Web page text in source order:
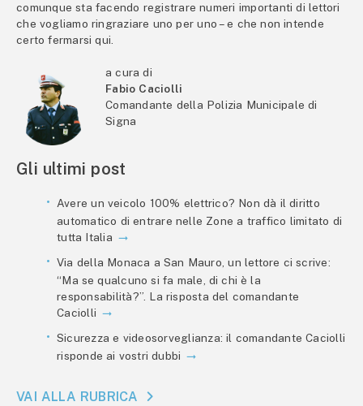
comunque sta facendo registrare numeri importanti di lettori
che vogliamo ringraziare uno per uno – e che non intende
certo fermarsi qui.
a cura di
Fabio Caciolli
Comandante della Polizia Municipale di
Signa
Gli ultimi post
Avere un veicolo 100% elettrico? Non dà il diritto
automatico di entrare nelle Zone a traffico limitato di
tutta Italia
Via della Monaca a San Mauro, un lettore ci scrive:
“Ma se qualcuno si fa male, di chi è la
responsabilità?”. La risposta del comandante
Caciolli
Sicurezza e videosorveglianza: il comandante Caciolli
risponde ai vostri dubbi
VAI ALLA RUBRICA